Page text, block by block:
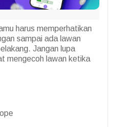
harus memperhatikan
sampai ada lawan
Jangan lupa
mengecoh lawan ketika